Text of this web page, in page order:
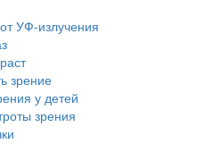
УФ-излучения
зрение
у детей
зрения